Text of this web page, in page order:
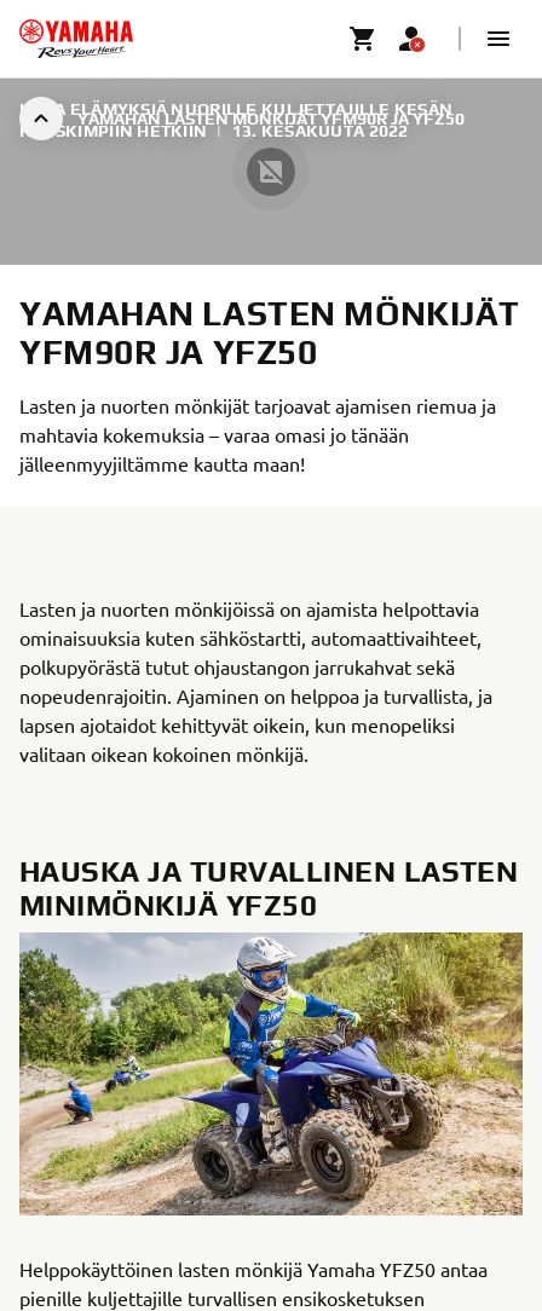
YAMAHAN LASTEN MÖNKIJÄT YFM90R JA YFZ50
ISOJA ELÄMYKSIÄ NUORILLE KULJETTAJILLE KESÄN
HAUSKIMPIIN HETKIIN | 13. KESÄKUUTA 2022
YAMAHAN LASTEN MÖNKIJÄT
YFM90R JA YFZ50
Lasten ja nuorten mönkijät tarjoavat ajamisen riemua ja
mahtavia kokemuksia – varaa omasi jo tänään
jälleenmyyjiltämme kautta maan!
Lasten ja nuorten mönkijöissä on ajamista helpottavia
ominaisuuksia kuten sähköstartti, automaattivaihteet,
polkupyörästä tutut ohjaustangon jarrukahvat sekä
nopeudenrajoitin. Ajaminen on helppoa ja turvallista, ja
lapsen ajotaidot kehittyvät oikein, kun menopeliksi
valitaan oikean kokoinen mönkijä.
HAUSKA JA TURVALLINEN LASTEN
MINIMÖNKIJÄ YFZ50
Helppokäyttöinen lasten mönkijä Yamaha YFZ50 antaa
pienille kuljettajille turvallisen ensikosketuksen